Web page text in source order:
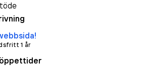
1 år